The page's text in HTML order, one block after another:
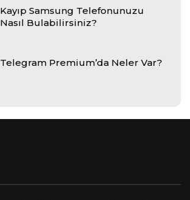
Kayıp Samsung Telefonunuzu
Nasıl Bulabilirsiniz?
Telegram Premium’da Neler Var?